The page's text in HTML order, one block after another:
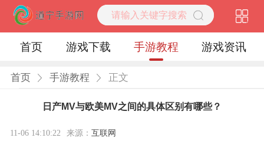
首页 游戏下载 手游教程 游戏资讯
首页 手游教程 正文
日产MV与欧美MV之间的具体区别有哪些？
11-06 14:10:22 来源： 互联网